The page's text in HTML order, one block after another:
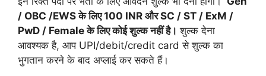
/ OBC /EWS के लिए 100 INR और SC / ST / ExM /
PwD / Female के लिए कोई शुल्क नहीं है। शुल्क देना
आवश्यक है, आप UPI/debit/credit card से शुल्क का
भुगतान करने के बाद अप्लाई कर सकते हैं।